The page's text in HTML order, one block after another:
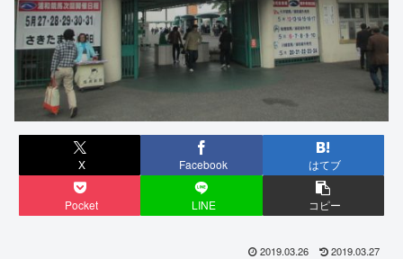
X Facebook はてブ
Pocket LINE コピー
2019.03.26 2019.03.27